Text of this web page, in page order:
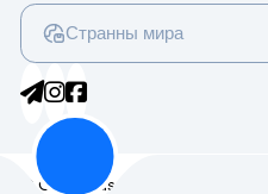
Странны мира
© Columbus 2024. Все права